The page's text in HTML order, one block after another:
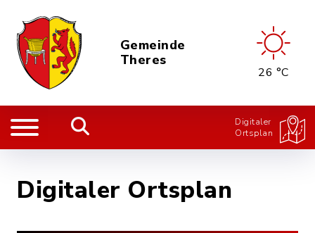
Gemeinde
Theres
26 °C
Digitaler
Ortsplan
Digitaler Ortsplan